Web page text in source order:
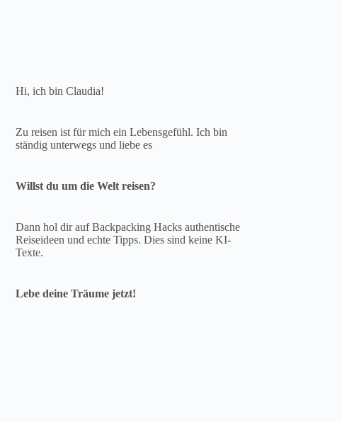
Hi, ich bin Claudia!
Zu reisen ist für mich ein Lebensgefühl. Ich bin
ständig unterwegs und liebe es
Willst du um die Welt reisen?
Dann hol dir auf Backpacking Hacks authentische
Reiseideen und echte Tipps. Dies sind keine KI-
Texte.
Lebe deine Träume jetzt!